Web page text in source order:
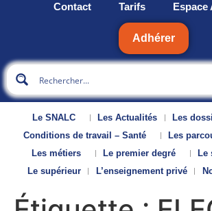
Contact Tarifs Espace
Adhérer
Le SNALC Les Actualités
Les
Conditions de travail – Santé
Les
Les métiers
Le premier degré
Le
Le supérieur
L’enseignement privé